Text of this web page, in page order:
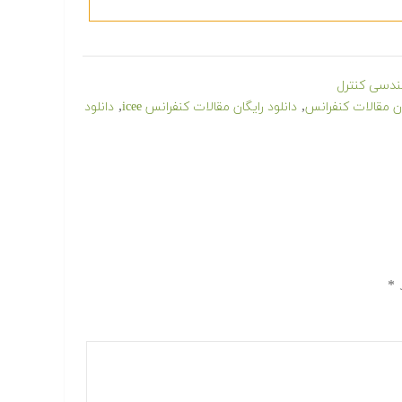
کنترل
مقالات كنفرانس, دانلود رایگان مقالات کنفرانس icee , دانلود
*